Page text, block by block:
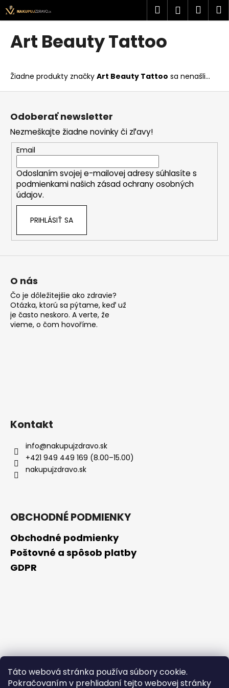
Táto webová stránka používa súbory cookie.
Pokračovaním v prehliadaní tejto webovej stránky
Prejsť
na
obsah
Hľadať
Art Beauty Tattoo
Žiadne produkty značky Art Beauty Tattoo sa nenašli...
K
o
o
p
o
t
r
e
b
e
á
j
ť
?
o
ú
č
a
m
BRUNO
BANANI
MAN,EDT,
50ML
€10,90
Pôvodne:
Z
Odoberať newsletter
Nezmeškajte žiadne novinky či zľavy!
Email
Odoslaním svojej e-mailovej adresy súhlasíte s
podmienkami našich zásad ochrany osobných
údajov.
PRIHLÁSIŤ SA
O nás
Čo je dôležitejšie ako zdravie?
Otázka, ktorú sa pýtame, keď už
je často neskoro. A verte, že
vieme, o čom hovoříme.
Kontakt
info@nakupujzdravo.sk
+421 949 449 169 (8.00–15.00)
nakupujzdravo.sk
OBCHODNÉ PODMIENKY
Obchodné podmienky
Poštovné a spôsob platby
GDPR